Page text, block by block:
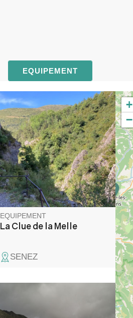
EQUIPEMENT
Belle promenade surplombant
le ravin du Riou d'Ourgeas qui
se resserre en d'étroites et
profondes gorges peu avant
d'atteindre la chapelle de la
Melle et la Bergerie de Haute
Melle, haut lieu de la
Résistance des Alpes de
Haute-Provence
EQUIPEMENT
La Clue de la Melle
SENEZ
franchir à grands coups de
+
−